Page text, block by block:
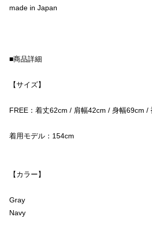
made in Japan
■商品詳細
【サイズ】
FREE：着丈62cm / 肩幅42cm / 身幅69cm /
着用モデル：154cm
【カラー】
Gray
Navy